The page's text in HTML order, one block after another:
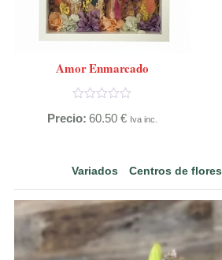
Amor Enmarcado
Precio: 60.50 € Iva inc.
Variados Centros de flores